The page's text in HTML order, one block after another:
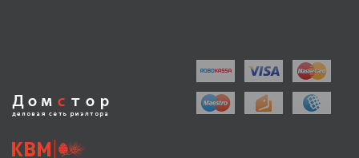
Домстор
деловая сеть
КВМ